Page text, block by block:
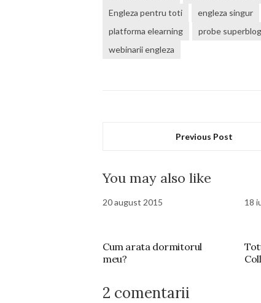
Engleza pentru toti
engleza singur
platforma elearning
probe superblog
webinarii engleza
Previous Post
You may also like
20 august 2015
Cum arata dormitorul
meu?
18
2 comentarii